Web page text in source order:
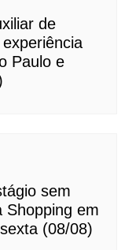
de
Paulo e
sem
Shopping em
(08/08)